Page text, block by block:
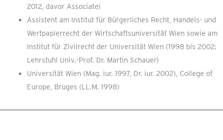
2012, davor Associate)
Assistent am Institut für Bürgerliches Recht, Handels- und
Wertpapierrecht der Wirtschaftsuniversität Wien sowie am
Institut für Zivilrecht der Universität Wien (1998 bis 2002;
Lehrstuhl Univ.-Prof. Dr. Martin Schauer)
Universität Wien (Mag. iur. 1997, Dr. iur. 2002), College of
Europe, Bruges (LL.M. 1998)